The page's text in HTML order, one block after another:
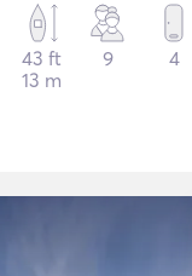
43 ft
13 m
9 4